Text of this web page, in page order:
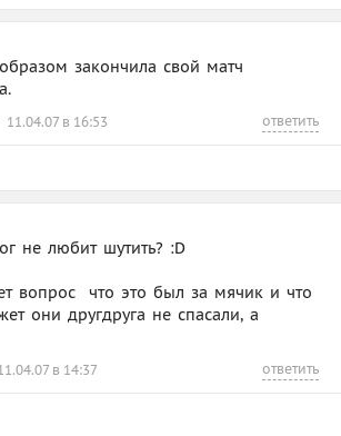
закончила свой матч
11.04.07 в 16:53 ответить
не любит шутить? :D
вопрос  что это был за мячик и что
они другдруга не спасали, а
в 14:37 ответить